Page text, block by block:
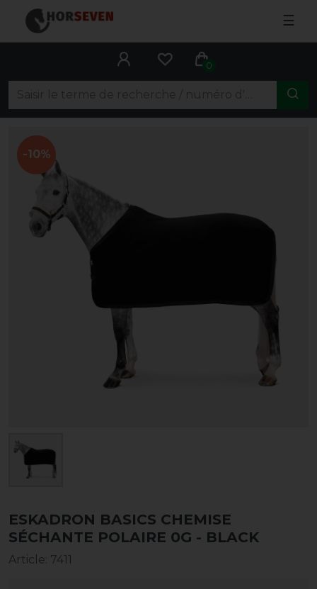
☰
0
-10%
ESKADRON BASICS CHEMISE
SÉCHANTE POLAIRE 0G - BLACK
Article: 7411